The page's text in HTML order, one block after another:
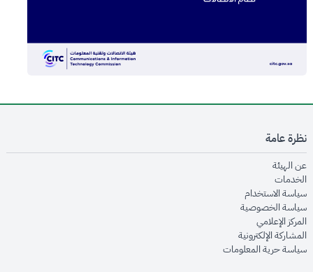
نظرة عامة
عن الهيئةopens in new window
الخدماتopens in new window
سياسة الاستخدام
سياسة الخصوصيةopens in new window
المركز الإعلاميopens in new window
المشاركة الإلكترونيةopens in new window
سياسة حرية المعلوماتopens in new window